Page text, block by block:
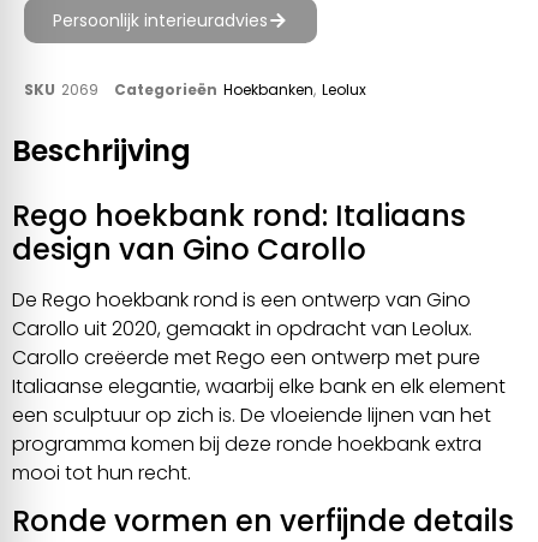
Persoonlijk interieuradvies
SKU 2069 Categorieën Hoekbanken, Leolux
Beschrijving
Rego hoekbank rond: Italiaans
design van Gino Carollo
De Rego hoekbank rond is een ontwerp van Gino
Carollo uit 2020, gemaakt in opdracht van Leolux.
Carollo creëerde met Rego een ontwerp met pure
Italiaanse elegantie, waarbij elke bank en elk element
een sculptuur op zich is. De vloeiende lijnen van het
programma komen bij deze ronde hoekbank extra
mooi tot hun recht.
Ronde vormen en verfijnde details